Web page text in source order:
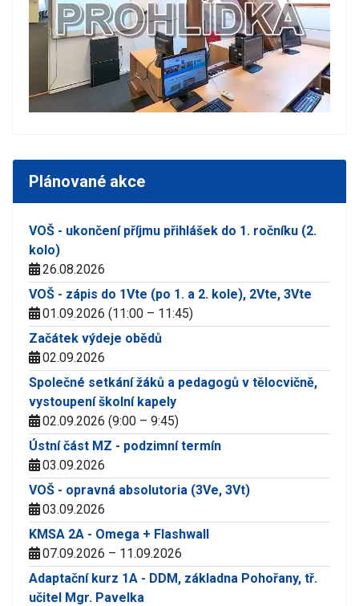
Plánované akce
VOŠ - ukončení příjmu přihlášek do 1. ročníku (2.
kolo)
26.08.2026
VOŠ - zápis do 1Vte (po 1. a 2. kole), 2Vte, 3Vte
01.09.2026 (11:00 – 11:45)
Začátek výdeje obědů
02.09.2026
Společné setkání žáků a pedagogů v tělocvičně,
vystoupení školní kapely
02.09.2026 (9:00 – 9:45)
Ústní část MZ - podzimní termín
03.09.2026
VOŠ - opravná absolutoria (3Ve, 3Vt)
03.09.2026
KMSA 2A - Omega + Flashwall
07.09.2026 – 11.09.2026
Adaptační kurz 1A - DDM, základna Pohořany, tř.
učitel Mgr. Pavelka